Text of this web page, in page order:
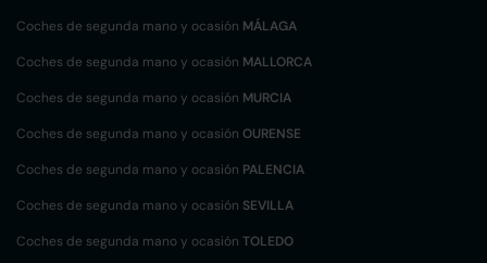
Coches de segunda mano y ocasión MÁLAGA
Coches de segunda mano y ocasión MALLORCA
Coches de segunda mano y ocasión MURCIA
Coches de segunda mano y ocasión OURENSE
Coches de segunda mano y ocasión PALENCIA
Coches de segunda mano y ocasión SEVILLA
Coches de segunda mano y ocasión TOLEDO